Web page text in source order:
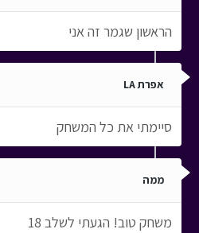
הראשון שגמר זה אני
אפרת LA
סיימתי את כל המשחק
ממה
משחק טוב! הגעתי לשלב 18